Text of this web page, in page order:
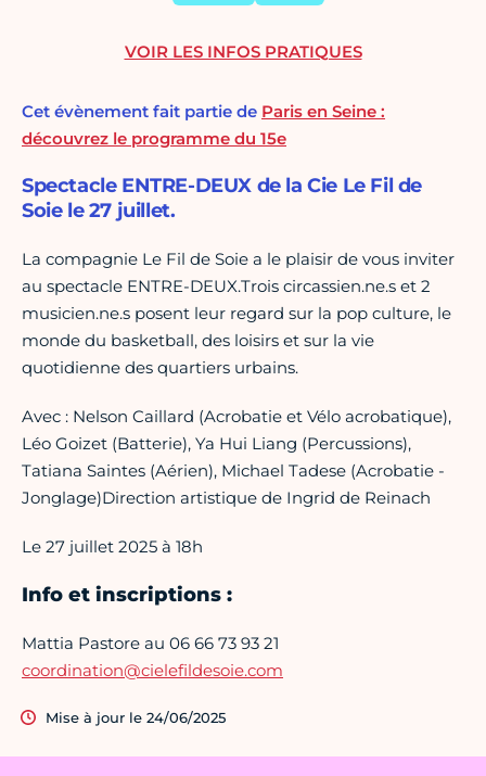
Cet évènement fait partie de Paris en Seine :
découvrez le programme du 15e
Spectacle ENTRE-DEUX de la Cie Le Fil de
Soie le 27 juillet.
La compagnie Le Fil de Soie a le plaisir de vous inviter
au spectacle ENTRE-DEUX.Trois circassien.ne.s et 2
musicien.ne.s posent leur regard sur la pop culture, le
monde du basketball, des loisirs et sur la vie
quotidienne des quartiers urbains.
Avec : Nelson Caillard (Acrobatie et Vélo acrobatique),
Léo Goizet (Batterie), Ya Hui Liang (Percussions),
Tatiana Saintes (Aérien), Michael Tadese (Acrobatie -
Jonglage)Direction artistique de Ingrid de Reinach
Le 27 juillet 2025 à 18h
Info et inscriptions :
Mattia Pastore au 06 66 73 93 21
coordination@cielefildesoie.com
Mise à jour le 24/06/2025
VOIR LES INFOS PRATIQUES